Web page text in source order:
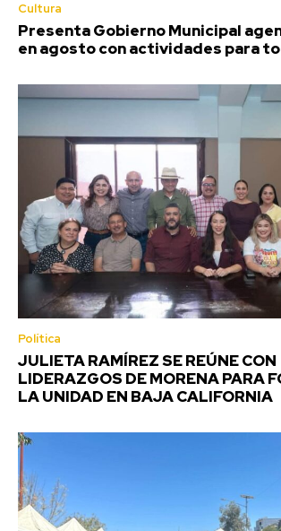
Cultura
Presenta Gobierno Municipal
en agosto con actividades para
Política
JULIETA RAMÍREZ SE REÚNE CON
LIDERAZGOS DE MORENA PARA
LA UNIDAD EN BAJA CALIFORNIA